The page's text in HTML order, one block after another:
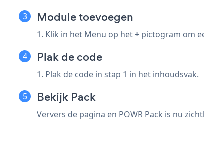
Module toevoegen
1. Klik in het Menu op het+ pictogram om
Plak de code
1. Plak de code in stap 1 in het inhoudsvak.
Bekijk Pack
Ververs de pagina en POWR Pack is nu